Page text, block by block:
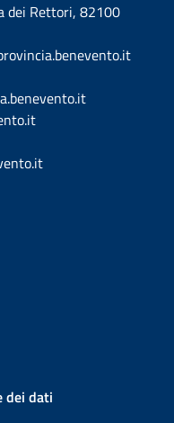
dei Rettori, 82100
dei dati